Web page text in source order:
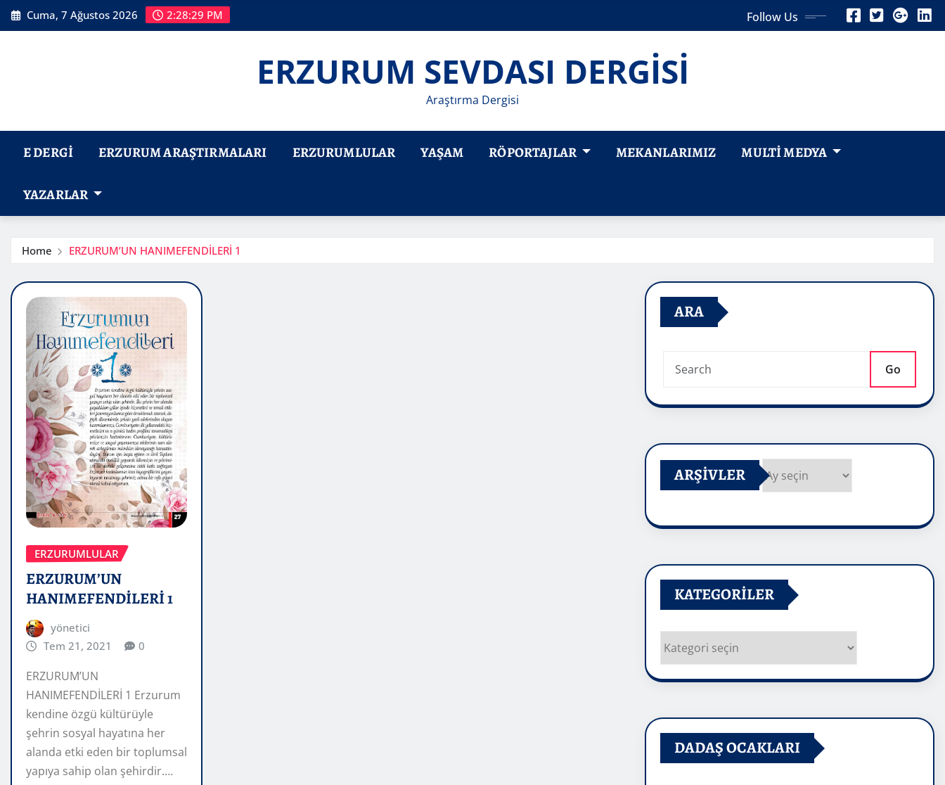
Skip
to
Cuma, 7 Ağustos 2026 2:28:30 PM Follow Us
ERZURUM SEVDASI DERGİSİ
Araştırma Dergisi
E DERGI ERZURUM ARAŞTIRMALARI ERZURUMLULAR YAŞAM RÖPORTAJLAR MEKANLARIMIZ MULTI MEDYA
YAZARLAR
Home ERZURUM’UN HANIMEFENDİLERİ 1
ERZURUMLULAR
ERZURUM’UN
HANIMEFENDİLERİ 1
yönetici
Tem 21, 2021
0
ERZURUM’UN
HANIMEFENDİLERİ 1 Erzurum
kendine özgü kültürüyle
şehrin sosyal hayatına her
alanda etki eden bir toplumsal
yapıya sahip olan şehirdir.…
ARA
Go
ARŞIVLER
KATEGORILER
Kategoriler
DADAŞ OCAKLARI